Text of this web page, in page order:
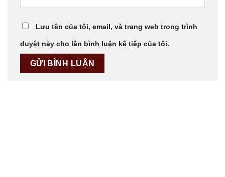
Lưu tên của tôi, email, và trang web trong trình
duyệt này cho lần bình luận kế tiếp của tôi.